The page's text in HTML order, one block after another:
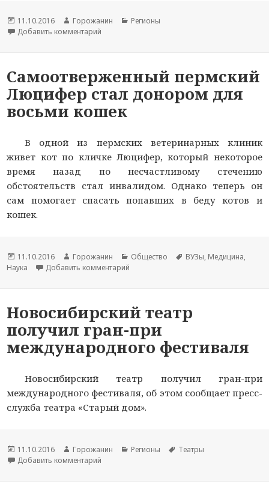
Новость
опубликована
11.10.2016
Автор
новости
Горожанин
Раздел
Регионы
Добавить комментарий
Самоотверженный пермский
Люцифер стал донором для
восьми кошек
В одной из пермских ветеринарных клиник
живет кот по кличке Люцифер, который некоторое
время назад по несчастливому стечению
обстоятельств стал инвалидом. Однако теперь он
сам помогает спасать попавших в беду котов и
кошек.
Новость
опубликована
11.10.2016
Автор
новости
Горожанин
Раздел
Общество
Тема
ВУЗы, Медицина,
Наука
Добавить комментарий
Новосибирский театр
получил гран-при
международного фестиваля
Новосибирский театр получил гран-при
международного фестиваля, об этом сообщает пресс-
служба театра «Старый дом».
Новость
опубликована
11.10.2016
Автор
новости
Горожанин
Раздел
Регионы
Тема
Театры
Добавить комментарий